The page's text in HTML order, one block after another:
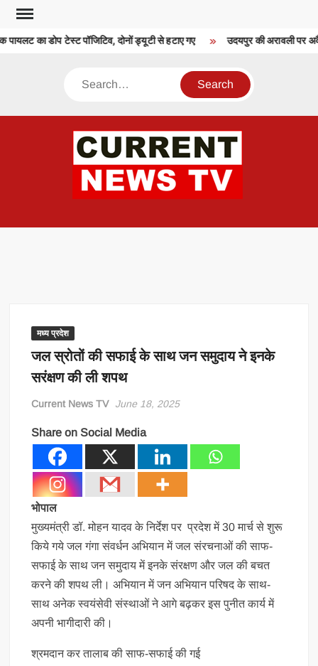
Skip
contentका डोप टेस्ट पॉजिटिव, दोनों ड्यूटी से हटाए गए उदयपुर की अरावली पर
Search
मध्य प्रदेश
जल स्रोतों की सफाई के साथ जन समुदाय ने इनके
सरंक्षण की ली शपथ
Current News TV June 18, 2025
Share on Social Media
भोपाल
मुख्यमंत्री डॉ. मोहन यादव के निर्देश पर प्रदेश में 30 मार्च से शुरू
किये गये जल गंगा संवर्धन अभियान में जल संरचनाओं की साफ-
सफाई के साथ जन समुदाय में इनके संरक्षण और जल की बचत
करने की शपथ ली। अभियान में जन अभियान परिषद के साथ-
साथ अनेक स्वयंसेवी संस्थाओं ने आगे बढ़कर इस पुनीत कार्य में
अपनी भागीदारी की।
श्रमदान कर तालाब की साफ-सफाई की गई